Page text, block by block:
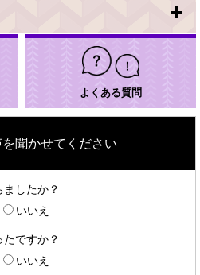
よくある質問
聞かせてください
したか？
いいえ
ですか？
いいえ